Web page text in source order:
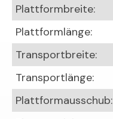
Plattformbreite:
Plattformlänge:
Transportbreite:
Transportlänge:
Plattformausschub: